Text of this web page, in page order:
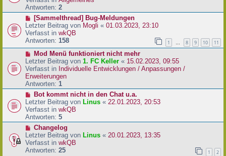
i
t
a
g
e
r
B
e
i
t
a
g
Antworten: 2
N
e
u
e
r
B
e
i
t
r
a
g
[Sammelthread] Bug-Meldungen
Letzter Beitrag von Mogli « 01.03.2023, 23:10
Verfasst in wkQB
Antworten: 158 1 … 8 9 10 11
N
e
u
e
r
B
e
i
t
r
a
g
Mod Menü funktioniert nicht mehr
Letzter Beitrag von 1. FC Keller « 15.02.2023, 09:55
Verfasst in Individuelle Entwicklungen / Anpassungen /
Erweiterungen
Antworten: 1
N
e
u
e
r
B
e
i
t
Bot kommt nicht in den Chat u.a.
Letzter Beitrag von Linus « 22.01.2023, 20:53
Verfasst in wkQB
Antworten: 5
N
e
u
e
Changelog
Letzter Beitrag von Linus « 20.01.2023, 13:35
Verfasst in wkQB
Antworten: 25 1 2